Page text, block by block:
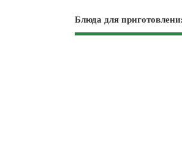
Блюда для